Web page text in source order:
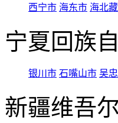
西宁市 海东市 海北
宁夏回族
银川市 石嘴山市 吴
新疆维吾